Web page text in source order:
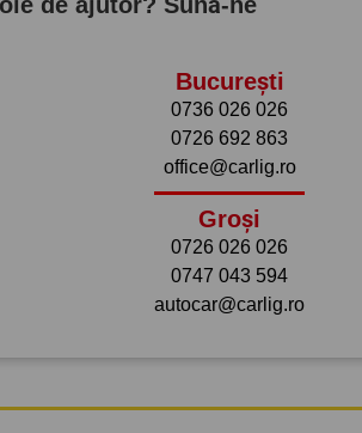
București
0736 026 026
0726 692 863
office@carlig.ro
Groși
0726 026 026
0747 043 594
autocar@carlig.ro